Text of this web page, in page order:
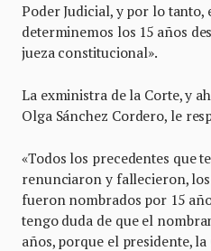
Poder Judicial, y por lo tanto,
determinemos los 15 años
jueza constitucional».
La exministra de la Corte, y
Olga Sánchez Cordero, le
«Todos los precedentes que
renunciaron y fallecieron,
fueron nombrados por 15
tengo duda de que el
años, porque el presidente,